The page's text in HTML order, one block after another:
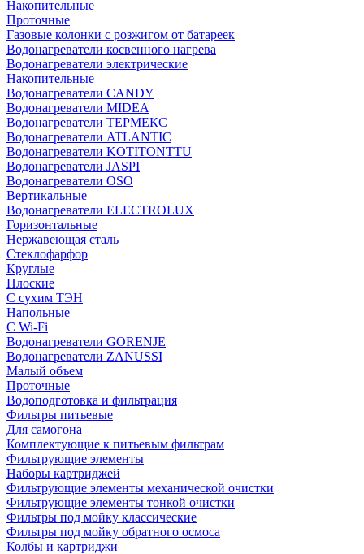
Накопительные
Проточные
Газовые колонки с розжигом от батареек
Водонагреватели косвенного нагрева
Водонагреватели электрические
Накопительные
Водонагреватели CANDY
Водонагреватели MIDEA
Водонагреватели ТЕРМЕКС
Водонагреватели ATLANTIC
Водонагреватели KOTITONTTU
Водонагреватели JASPI
Водонагреватели OSO
Вертикальные
Водонагреватели ELECTROLUX
Горизонтальные
Нержавеющая сталь
Стеклофарфор
Круглые
Плоские
С сухим ТЭН
Напольные
С Wi-Fi
Водонагреватели GORENJE
Водонагреватели ZANUSSI
Малый объем
Проточные
Водоподготовка и фильтрация
Фильтры питьевые
Для самогона
Комплектующие к питьевым фильтрам
Фильтрующие элементы
Наборы картриджей
Фильтрующие элементы механической очистки
Фильтрующие элементы тонкой очистки
Фильтры под мойку классические
Фильтры под мойку обратного осмоса
Колбы и картриджи